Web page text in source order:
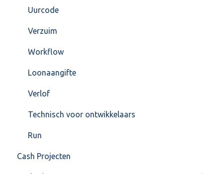
Uurcode
Verzuim
Workflow
Loonaangifte
Verlof
Technisch voor ontwikkelaars
Run
Cash Projecten